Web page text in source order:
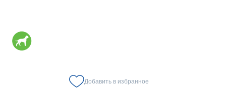
Добавить в избранное